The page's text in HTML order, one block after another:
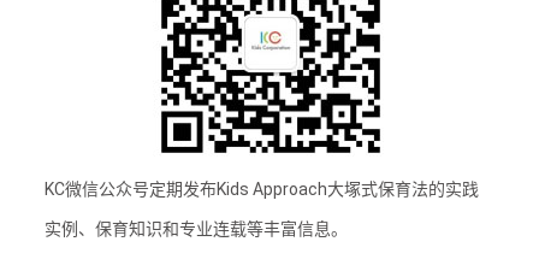
KC微信公众号定期发布Kids Approach大塚式保育法的实践
实例、保育知识和专业连载等丰富信息。